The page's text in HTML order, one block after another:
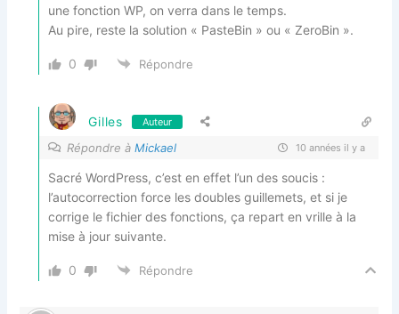
une fonction WP, on verra dans le temps.
Au pire, reste la solution « PasteBin » ou « ZeroBin ».
0 Répondre
Gilles Auteur
Répondre àMickael 10 années il y a
Sacré WordPress, c’est en effet l’un des soucis :
l’autocorrection force les doubles guillemets, et si je
corrige le fichier des fonctions, ça repart en vrille à la
mise à jour suivante.
0 Répondre